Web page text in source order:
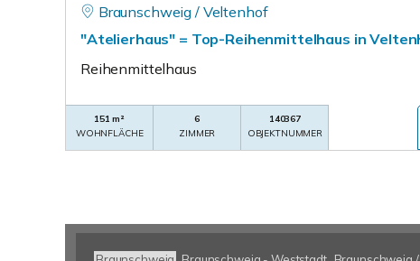
Braunschweig / Veltenhof
"Atelierhaus" = Top-Reihenmittelhaus in
Reihenmittelhaus
151 m²
WOHNFLÄCHE
6
ZIMMER
140367
OBJEKTNUMMER